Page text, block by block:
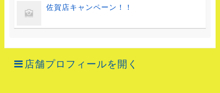
佐賀店キャンペーン！！
店舗プロフィールを開く